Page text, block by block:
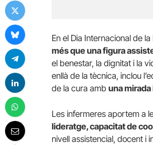
En el Dia Internacional de
més que una figura
el benestar, la dignitat i la
enllà de la tècnica, inclou
de la cura amb una
Les infermeres aportem a
lideratge, capacitat de
nivell assistencial, docent i